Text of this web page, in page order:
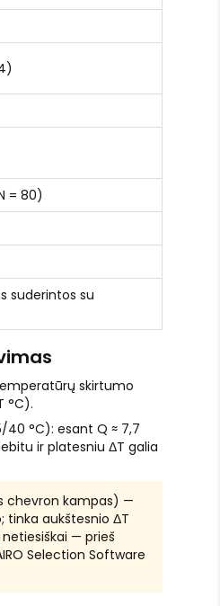
= 80)
suderintos su
skirtumo
°C).
°C): esant Q ≈ 7,7
ir platesniu ΔT galia
chevron kampas) —
tinka aukštesnio ΔT
— prieš
Selection Software